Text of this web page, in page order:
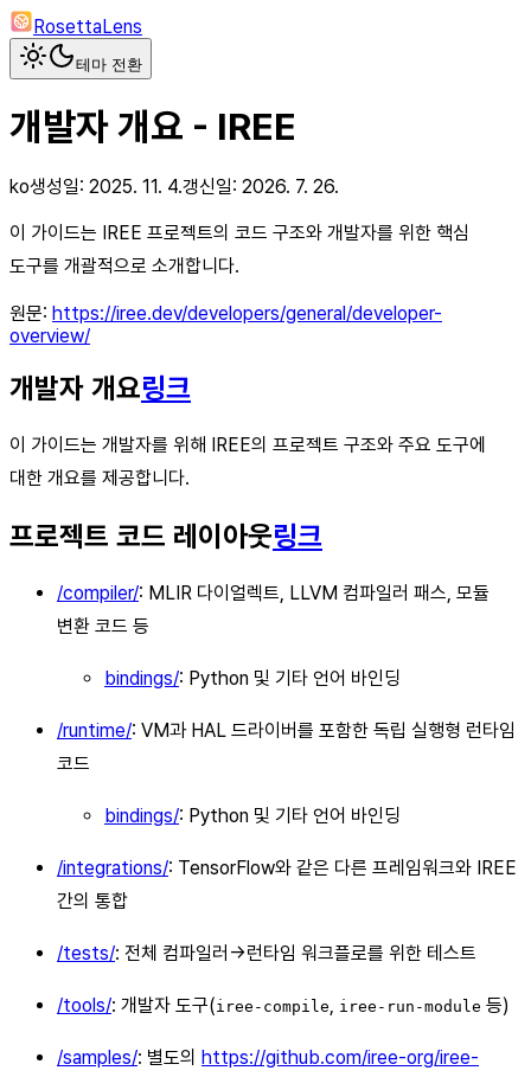
RosettaLens
테마 전환
개발자 개요 - IREE
ko생성일: 2025. 11. 4.갱신일: 2026. 7. 26.
이 가이드는 IREE 프로젝트의 코드 구조와 개발자를 위한 핵심
도구를 개괄적으로 소개합니다.
원문: https://iree.dev/developers/general/developer-
overview/
개발자 개요링크
이 가이드는 개발자를 위해 IREE의 프로젝트 구조와 주요 도구에
대한 개요를 제공합니다.
프로젝트 코드 레이아웃링크
/compiler/: MLIR 다이얼렉트, LLVM 컴파일러 패스, 모듈
변환 코드 등
bindings/: Python 및 기타 언어 바인딩
/runtime/: VM과 HAL 드라이버를 포함한 독립 실행형 런타임
코드
bindings/: Python 및 기타 언어 바인딩
/integrations/: TensorFlow와 같은 다른 프레임워크와 IREE
간의 통합
/tests/: 전체 컴파일러→런타임 워크플로를 위한 테스트
/tools/: 개발자 도구(iree-compile iree-run-module 등)
/samples/: 별도의 https://github.com/iree-org/iree-